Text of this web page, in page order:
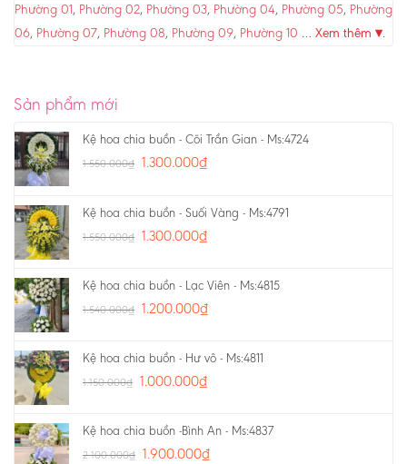
Phường 01, Phường 02, Phường 03, Phường 04, Phường 05, Phường
06, Phường 07, Phường 08, Phường 09, Phường 10 … Xem thêm ▾.
Sản phẩm mới
Kệ hoa chia buồn - Cõi Trần Gian - Ms:4724
1.550.000₫ 1.300.000₫
Kệ hoa chia buồn - Suối Vàng - Ms:4791
1.550.000₫ 1.300.000₫
Kệ hoa chia buồn - Lạc Viên - Ms:4815
1.540.000₫ 1.200.000₫
Kệ hoa chia buồn - Hư vô - Ms:4811
1.150.000₫ 1.000.000₫
Kệ hoa chia buồn -Bình An - Ms:4837
2.100.000₫ 1.900.000₫